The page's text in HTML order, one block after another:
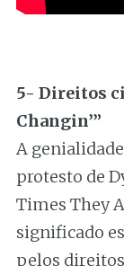
5- Direitos
Changin’”
A
protesto de
Times They
significado
pelos